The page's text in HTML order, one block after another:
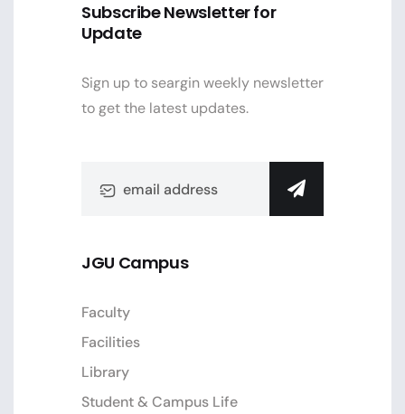
Subscribe Newsletter for
Update
Sign up to seargin weekly newsletter
to get the latest updates.
JGU Campus
Faculty
Facilities
Library
Student & Campus Life